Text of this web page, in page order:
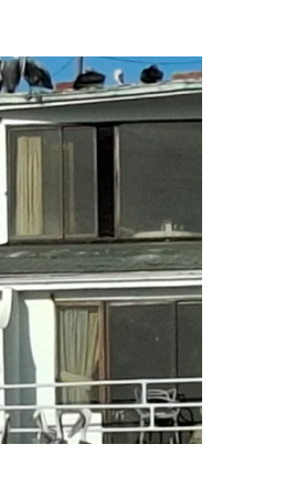
LAT-AM/UK-GLOBAL